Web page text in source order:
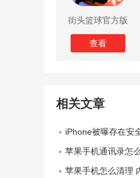
街头篮球官方版
查看
相关文章
iPhone被曝存在安全
苹果手机通讯录怎么
苹果手机怎么清理